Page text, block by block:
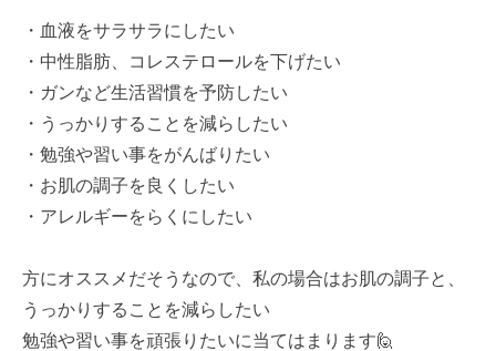
・血液をサラサラにしたい
・中性脂肪、コレステロールを下げたい
・ガンなど生活習慣を予防したい
・うっかりすることを減らしたい
・勉強や習い事をがんばりたい
・お肌の調子を良くしたい
・アレルギーをらくにしたい
方にオススメだそうなので、私の場合はお肌の調子と、
うっかりすることを減らしたい
勉強や習い事を頑張りたいに当てはまります🙋